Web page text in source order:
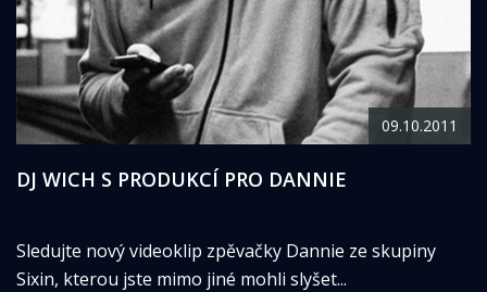
09.10.2011
DJ WICH S PRODUKCÍ PRO DANNIE
Sledujte nový videoklip zpěvačky Dannie ze skupiny
Sixin, kterou jste mimo jiné mohli slyšet...